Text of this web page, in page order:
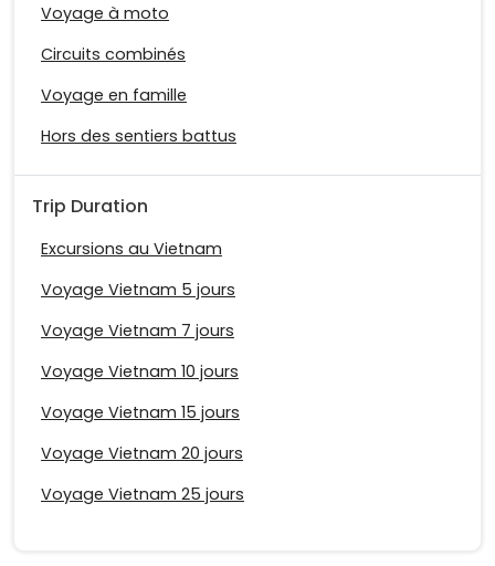
Voyage à moto
Circuits combinés
Voyage en famille
Hors des sentiers battus
Trip Duration
Excursions au Vietnam
Voyage Vietnam 5 jours
Voyage Vietnam 7 jours
Voyage Vietnam 10 jours
Voyage Vietnam 15 jours
Voyage Vietnam 20 jours
Voyage Vietnam 25 jours